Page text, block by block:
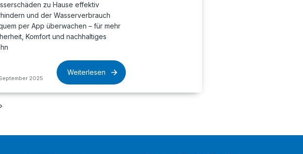
zu Hause effektiv
und der Wasserverbrauch
per App überwachen – für mehr
Komfort und nachhaltiges
2025
Weiterlesen